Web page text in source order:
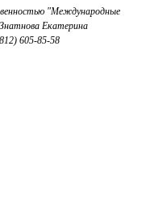
"Международные
Екатерина
605-85-58